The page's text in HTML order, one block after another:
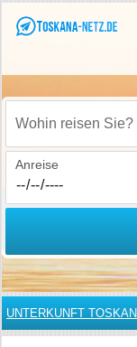
Wohin reisen Sie?
Anreise
UNTERKUNFT